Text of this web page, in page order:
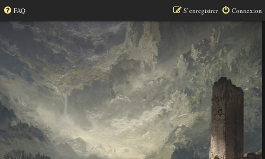
FAQ Connexion
S’enregistrer